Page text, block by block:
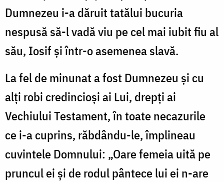
Dumnezeu i-a dăruit tatălui bucuria
nespusă să-l vadă viu pe cel mai iubit fiu al
său, Iosif şi într-o asemenea slavă.
La fel de minunat a fost Dumnezeu şi cu
alţi robi credincioşi ai Lui, drepţi ai
Vechiului Testament, în toate necazurile
ce i-a cuprins, răbdându-le, împlineau
cuvintele Domnului: „Oare femeia uită pe
pruncul ei şi de rodul pântece lui ei n-are